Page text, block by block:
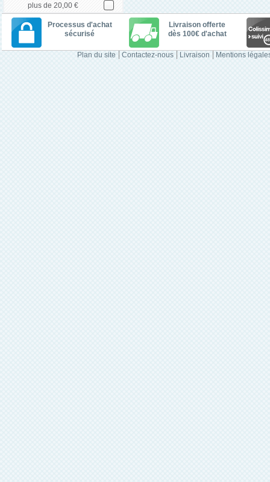
plus de 20,00 €
Processus d'achat
sécurisé
Livraison offerte
dès 100€ d'achat
Plan du site Contactez-nous Livraison Mentions